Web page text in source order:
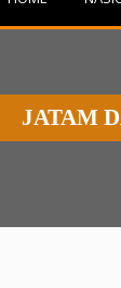
JATAM